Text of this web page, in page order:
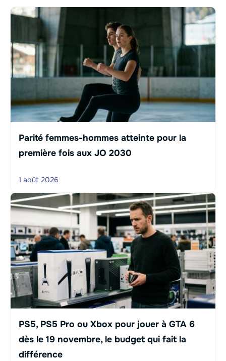
Parité femmes-hommes atteinte pour la
première fois aux JO 2030
1 août 2026
PS5, PS5 Pro ou Xbox pour jouer à GTA 6
dès le 19 novembre, le budget qui fait la
différence